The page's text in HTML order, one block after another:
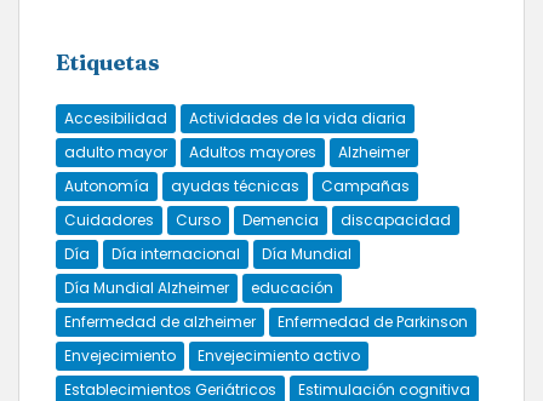
Etiquetas
Accesibilidad
Actividades de la vida diaria
adulto mayor
Adultos mayores
Alzheimer
Autonomía
ayudas técnicas
Campañas
Cuidadores
Curso Demencia
discapacidad
Día
Día internacional
Día Mundial
Día Mundial Alzheimer
educación
Enfermedad de alzheimer
Enfermedad de Parkinson
Envejecimiento
Envejecimiento activo
Establecimientos Geriátricos
Estimulación cognitiva